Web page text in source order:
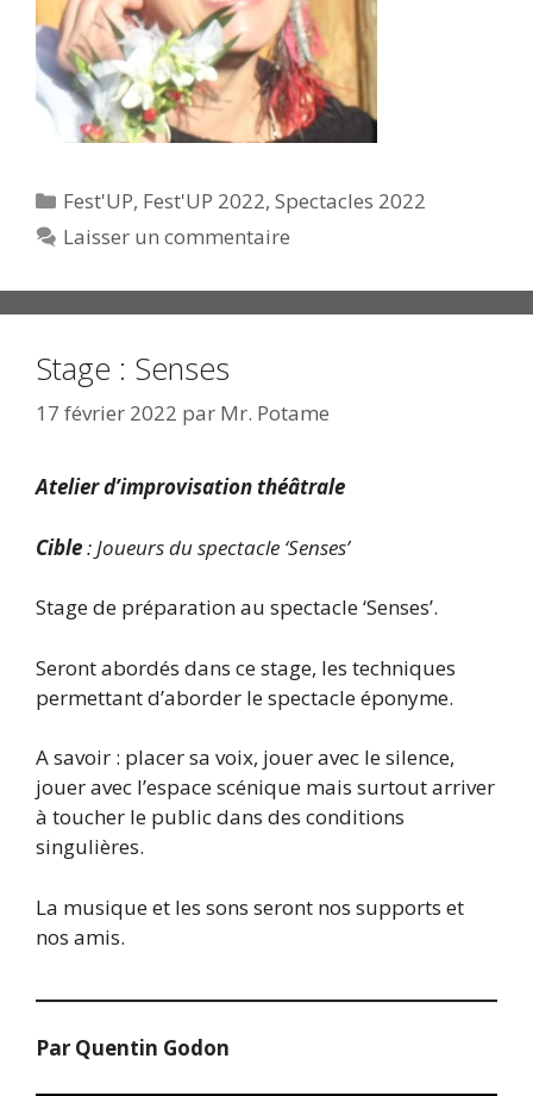
Catégories
Fest'UP, Fest'UP 2022,Spectacles 2022
Laisser un commentaire
Stage : Senses
17 février 2022 par Mr. Potame
Atelier d’improvisation théâtrale
Cible: Joueurs du spectacle ‘Senses’
Stage de préparation au spectacle ‘Senses’.
Seront abordés dans ce stage, les techniques
permettant d’aborder le spectacle éponyme.
A savoir : placer sa voix, jouer avec le silence,
jouer avec l’espace scénique mais surtout arriver
à toucher le public dans des conditions
singulières.
La musique et les sons seront nos supports et
nos amis.
Par Quentin Godon